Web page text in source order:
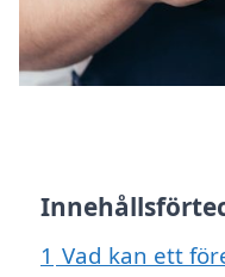
1 Vad kan ett